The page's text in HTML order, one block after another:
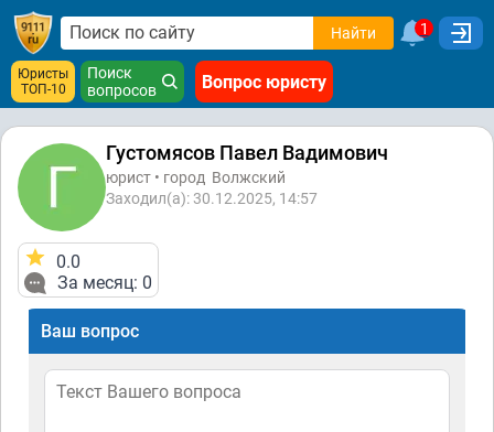
Найти 1
Юристы
ТОП-10
Поиск
вопросов
Вопрос юристу
Густомясов Павел Вадимович
юрист • город Волжский
Заходил(а): 30.12.2025, 14:57
0.0
За месяц: 0
Ваш вопрос